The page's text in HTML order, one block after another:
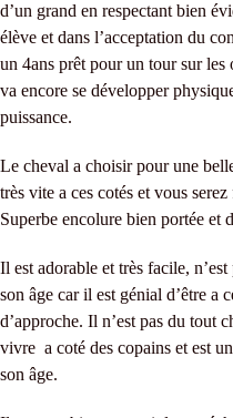
d’un grand en respectant bien
élève et dans l’acceptation du
un 4ans prêt pour un tour sur
va encore se développer
puissance.
Le cheval a choisir pour une
très vite a ces cotés et vous
Superbe encolure bien portée et
Il est adorable et très facile,
son âge car il est génial d’être a
d’approche. Il n’est pas du tout
vivre a coté des copains et est
son âge.